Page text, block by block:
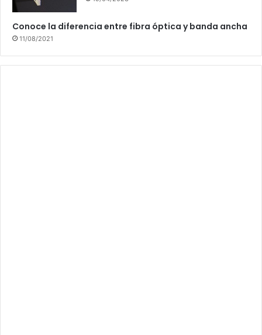
Conoce la diferencia entre fibra óptica y banda ancha
11/08/2021